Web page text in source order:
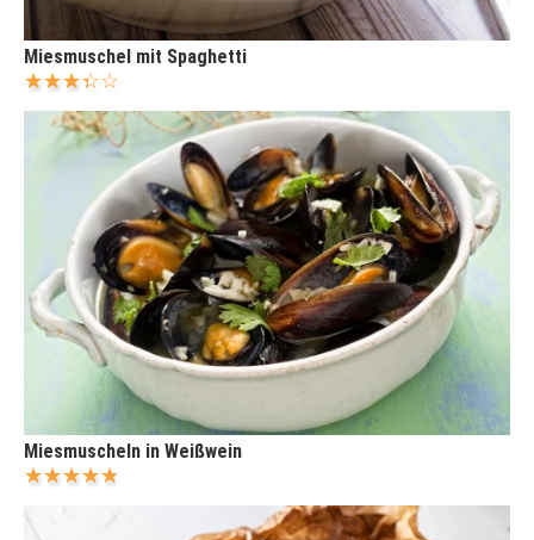
Miesmuschel mit Spaghetti
Miesmuscheln in Weißwein